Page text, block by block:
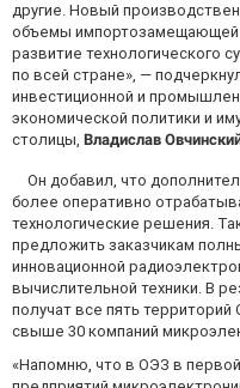
другие. Новый
объемы импортозамещающей
развитие технологического
по всей стране», —
инвестиционной и
экономической политики и
столицы, Владислав
Он добавил, что
более оперативно
технологические решения.
предложить заказчикам
инновационной
вычислительной техники. В
получат все пять
свыше 30 компаний
«Напомню, что в ОЭЗ в